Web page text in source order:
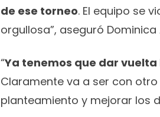
de ese torneo. El equipo se
orgullosa”, aseguró Dominica
“Ya tenemos que dar
Claramente va a ser con
planteamiento y mejorar los